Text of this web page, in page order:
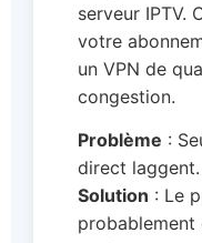
serveur IPTV.
votre
un VPN de
congestion.
Problème :
direct laggent.
Solution : Le